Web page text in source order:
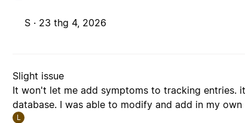
S · 23 thg 4, 2026
Slight issue
It won't let me add symptoms to tracking entries.
database. I was able to modify and add in my
L